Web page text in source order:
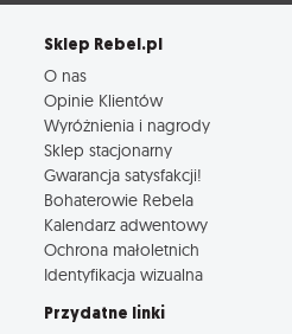
Sklep Rebel.pl
O nas
Opinie Klientów
Wyróżnienia i nagrody
Sklep stacjonarny
Gwarancja satysfakcji!
Bohaterowie Rebela
Kalendarz adwentowy
Ochrona małoletnich
Identyfikacja wizualna
Przydatne linki